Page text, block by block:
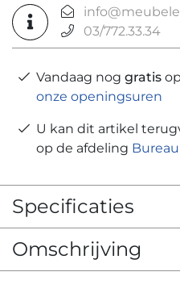
03/772.33.34
Vandaag nog gratis
onze openingsuren
U kan dit artikel
op de afdeling
Specificaties
Omschrijving